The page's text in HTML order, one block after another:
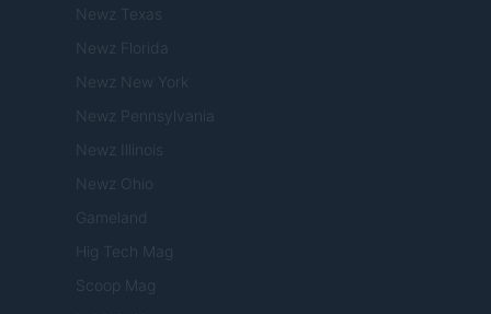
Newz Texas
Newz Florida
Newz New York
Newz Pennsylvania
Newz Illinois
Newz Ohio
Gameland
Hig Tech Mag
Scoop Mag